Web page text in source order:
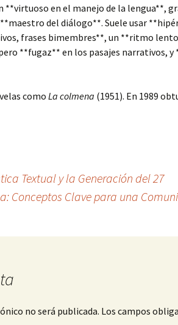
**virtuoso en el manejo de la lengua**,
del diálogo**. Suele usar
frases bimembres**, un **ritmo
**fugaz** en los pasajes narrativos, y
como La colmena (1951). En 1989
Textual y la Generación del 27
Conceptos Clave para una
no será publicada. Los campos